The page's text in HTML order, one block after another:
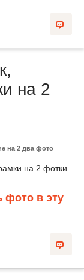
на 2
на 2 два фото
на 2 фотки
фото в эту